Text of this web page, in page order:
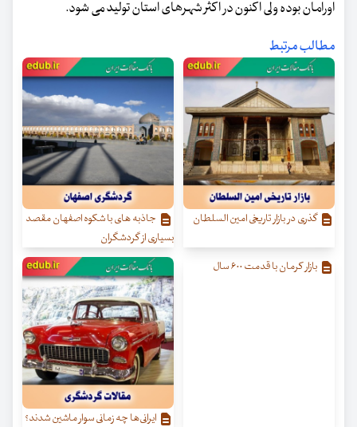
اورامان بوده ولی اکنون در اکثر شهرهای استان تولید می شود.
مطالب مرتبط
گذری در بازار تاریخی امین السلطان
جاذبه های با شکوه اصفهان مقصد
بسیاری از گردشگران
بازار کرمان با قدمت ۶۰۰ سال
ایرانی‌ها چه زمانی سوار ماشین شدند؟